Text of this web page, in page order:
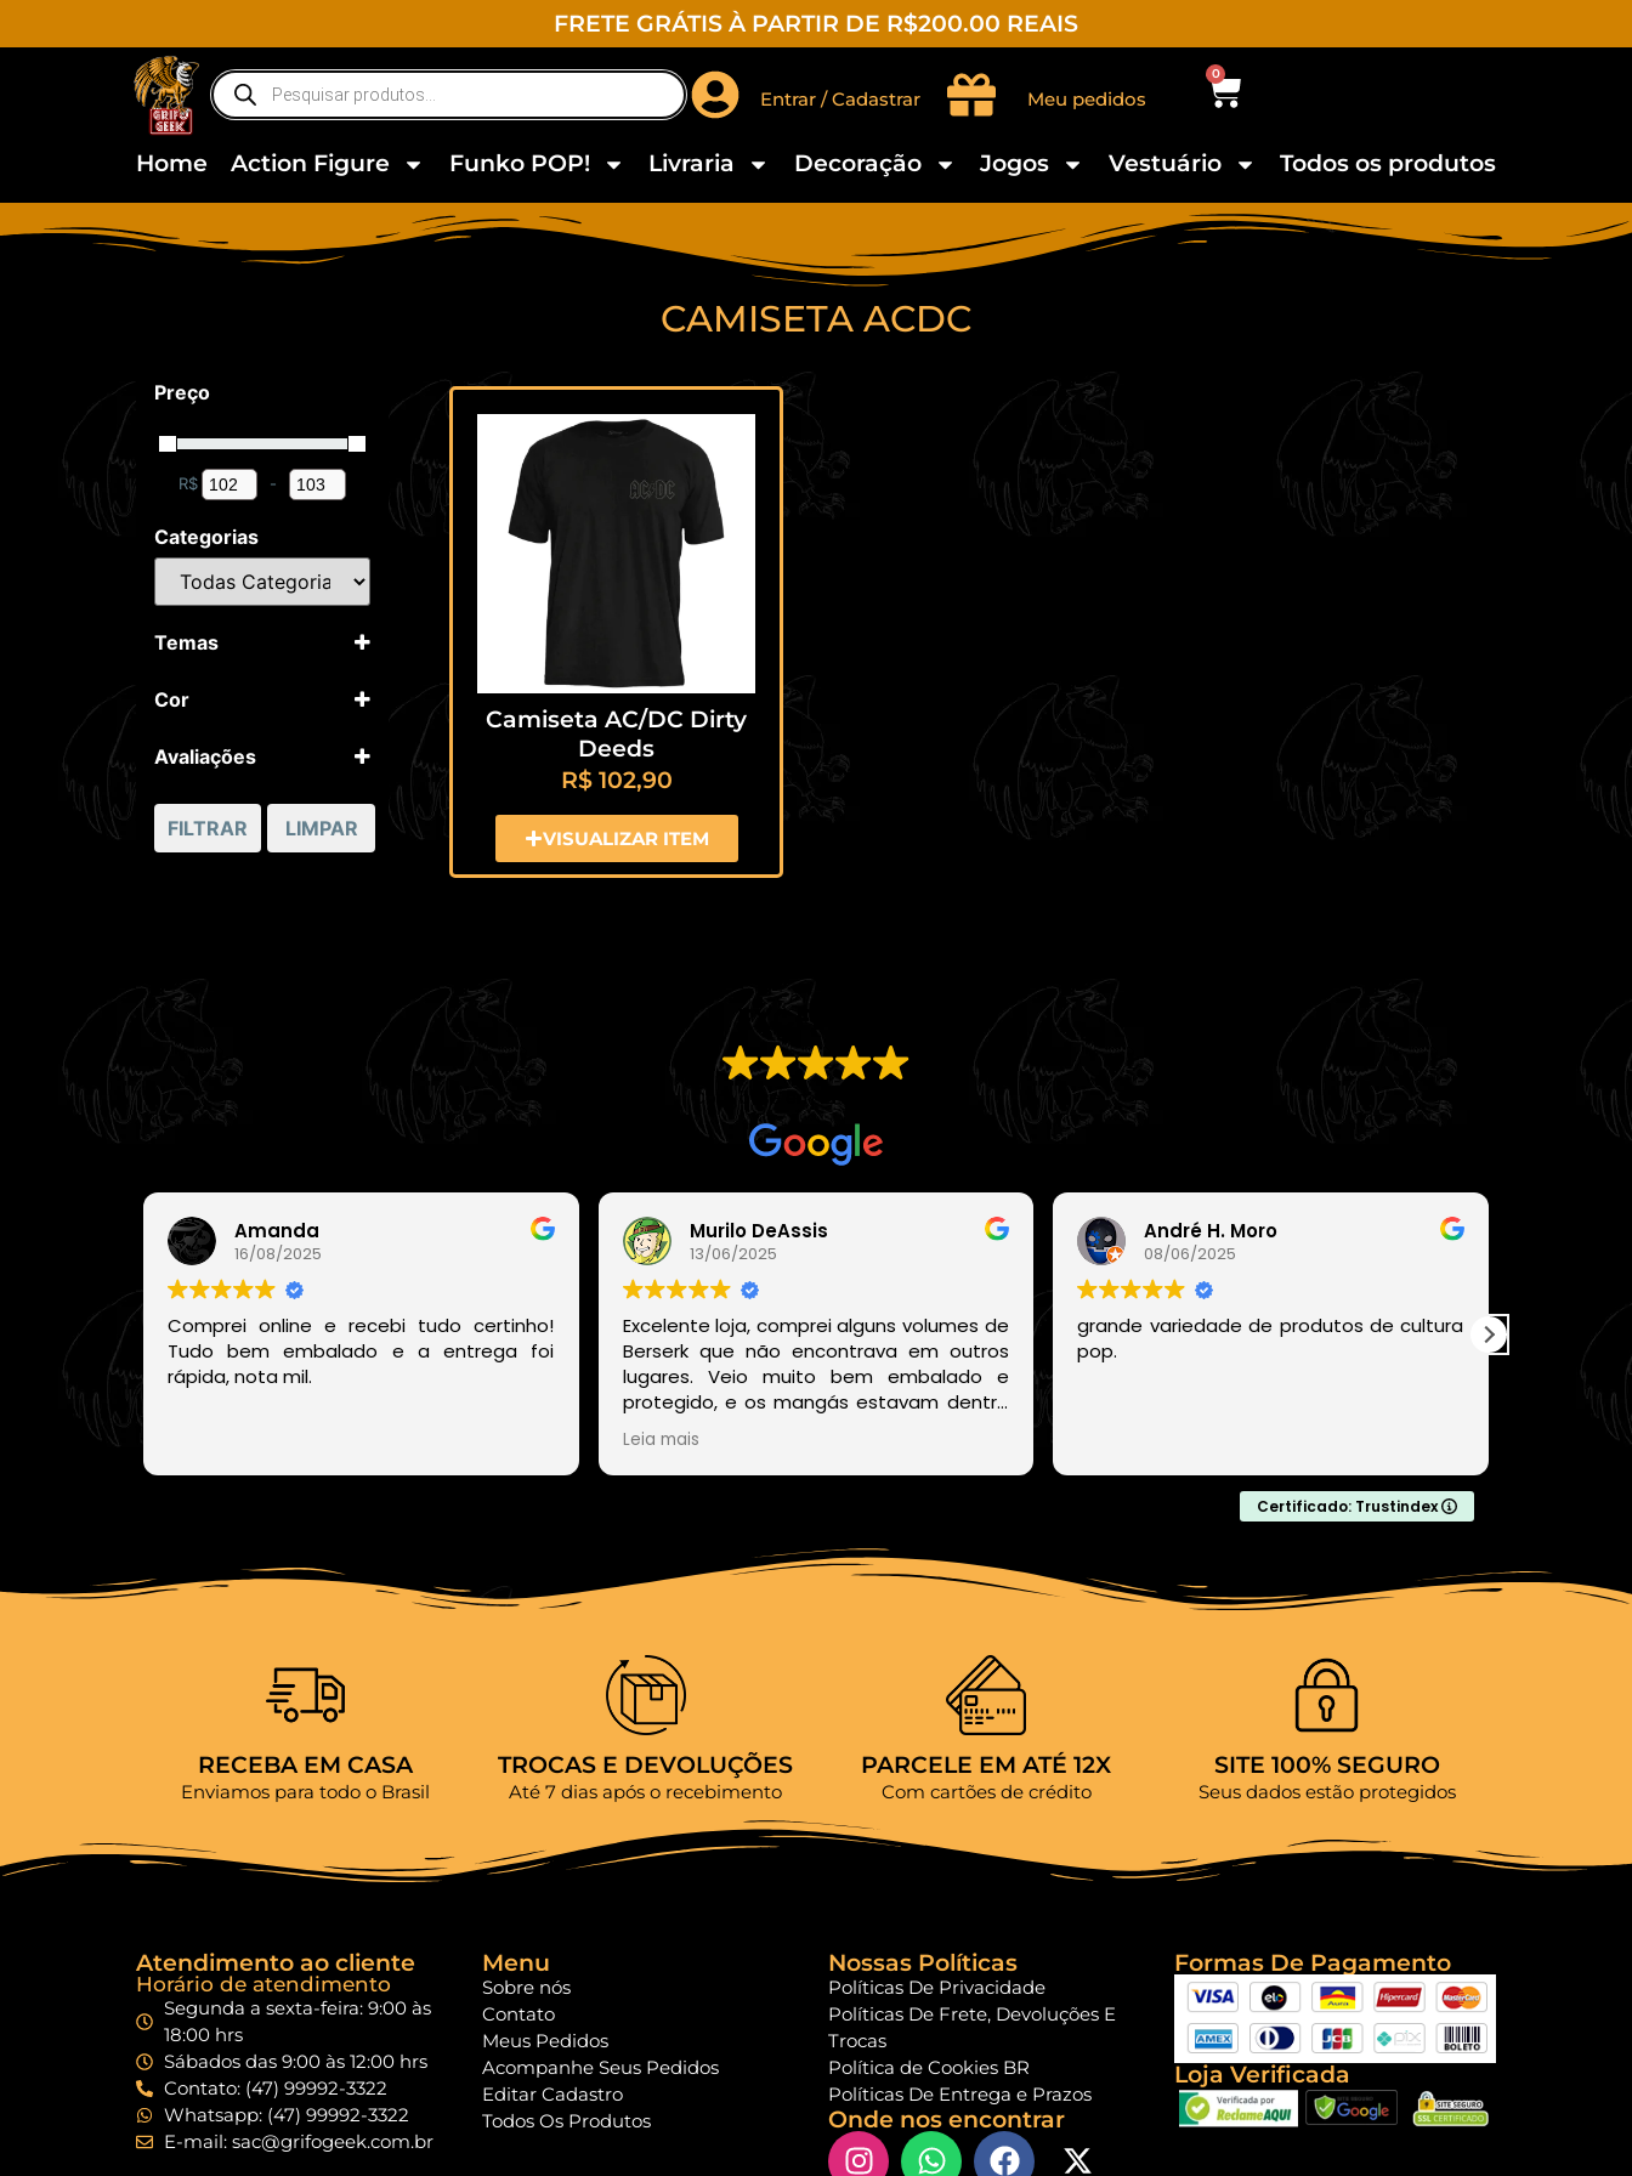
FRETE GRÁTIS À PARTIR DE R$200.00 REAIS
Entrar / Cadastrar Meu pedidos
0
Home Action Figure Funko POP! Livraria Decoração Jogos Vestuário Todos os produtos
CAMISETA ACDC
Preço
R$ Minimum Price
-Maximum Price
Categorias
Temas
Cor
Avaliações
3 ou mais
FILTRAR LIMPAR
Camiseta AC/DC Dirty
Deeds
R$102,90
VISUALIZAR ITEM
EXCELENTE
Com base em 21 avaliações
Amanda
16/08/2025
Comprei online e recebi tudo certinho!
Tudo bem embalado e a entrega foi
rápida, nota mil.
Murilo DeAssis
13/06/2025
Excelente loja, comprei alguns volumes de
Berserk que não encontrava em outros
lugares. Veio muito bem embalado e
protegido, e os mangás estavam dentro
de um embrulho muito bonito. E o site
deles também é muito fácil de encontrar
os volumes disponíveis sem precisar ficar
Leia mais
André H. Moro
08/06/2025
grande variedade de produtos de cultura
pop.
chegou
com
com
comprar
Certificado: Trustindex
RECEBA EM CASA
Enviamos para todo o Brasil
TROCAS E DEVOLUÇÕES
Até 7 dias após o recebimento
PARCELE EM ATÉ 12X
Com cartões de crédito
SITE 100% SEGURO
Seus dados estão protegidos
Atendimento ao cliente
Horário de atendimento
Segunda a sexta-feira: 9:00 às
18:00 hrs
Sábados das 9:00 às 12:00 hrs
Contato: (47) 99992-3322
Whatsapp: (47) 99992-3322
E-mail: sac@grifogeek.com.br
Menu
Sobre nós
Contato
Meus Pedidos
Acompanhe Seus Pedidos
Editar Cadastro
Todos Os Produtos
Nossas Políticas
Políticas De Privacidade
Políticas De Frete, Devoluções E
Trocas
Política de Cookies BR
Políticas De Entrega e Prazos
Onde nos encontrar
Formas De Pagamento
Loja Verificada